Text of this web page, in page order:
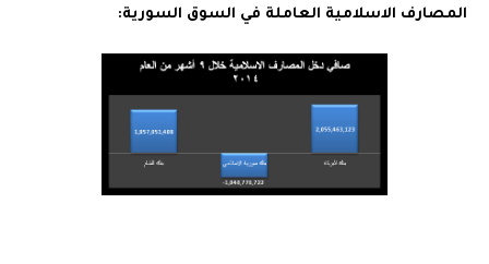
المصارف الاسلامية العاملة في السوق السورية: